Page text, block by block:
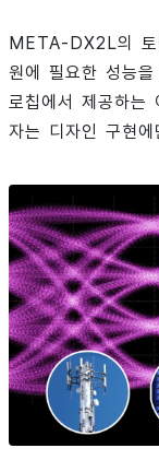
META-DX2L의 토
원에 필요한 성능
로칩에서 제공하는
자는 디자인 구현